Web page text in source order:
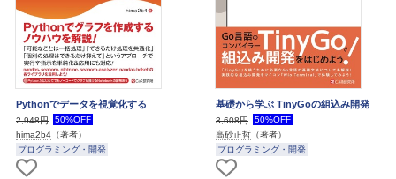
Pythonでデータを視覚化する
2,948円
50%OFF
hima2b4 （著者）
プログラミング・開発
基礎から学ぶ TinyGoの組込み開発
3,608円
50%OFF
高砂正哲 （著者）
プログラミング・開発